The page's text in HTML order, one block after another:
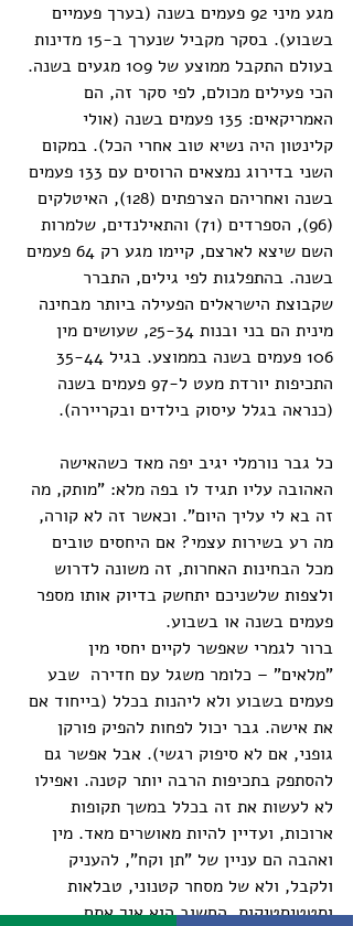
מגע מיני 92 פעמים בשנה (בערך פעמיים
בשבוע). בסקר מקביל שנערך ב-15 מדינות
בעולם התקבל ממוצע של 109 מגעים בשנה.
הכי פעילים מכולם, לפי סקר זה, הם
האמריקאים: 135 פעמים בשנה (אולי
קלינטון היה נשיא טוב אחרי הכל). במקום
השני בדירוג נמצאים הרוסים עם 133 פעמים
בשנה ואחריהם הצרפתים (128), האיטלקים
(96), הספרדים (71) והתאילנדים, שלמרות
השם שיצא לארצם, קיימו מגע רק 64 פעמים
בשנה. בהתפלגות לפי גילים, התברר
שקבוצת הישראלים הפעילה ביותר מבחינה
מינית הם בני ובנות 25-34, שעושים מין
התכיפות יורדת מעט ל-97 פעמים בשנה
(כנראה בגלל עיסוק בילדים ובקריירה).
כל גבר נורמלי יגיב יפה מאד כשהאישה
האהובה עליו תגיד לו בפה מלא: "מותק, מה
זה בא לי עליך היום". וכאשר זה לא קורה,
מה רע בשירות עצמי? אם היחסים טובים
מכל הבחינות האחרות, זה משונה לדרוש
ולצפות שלשניכם יתחשק בדיוק אותו מספר
פעמים בשנה או בשבוע.
ברור לגמרי שאפשר לקיים יחסי מין
"מלאים" – כלומר משגל עם חדירה  שבע
פעמים בשבוע ולא ליהנות בכלל (בייחוד אם
את אישה. גבר יכול לפחות להפיק פורקן
גופני, אם לא סיפוק רגשי). אבל אפשר גם
להסתפק בתכיפות הרבה יותר קטנה. ואפילו
לא לעשות את זה בכלל במשך תקופות
ארוכות, ועדיין להיות מאושרים מאד. מין
ואהבה הם עניין של "תן וקח", להעניק
ולקבל, ולא של מסחר קטנוני, טבלאות
וסטטיסטיקות. החשוב הוא איך אתם